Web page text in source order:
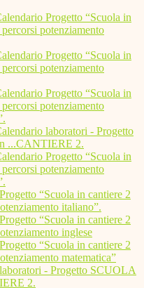
Progetto “Scuola in
potenziamento
Progetto “Scuola in
potenziamento
Progetto “Scuola in
potenziamento
laboratori - Progetto
...CANTIERE 2.
Progetto “Scuola in
potenziamento
“Scuola in cantiere 2
italiano”.
“Scuola in cantiere 2
inglese
“Scuola in cantiere 2
matematica”
- Progetto SCUOLA
2.